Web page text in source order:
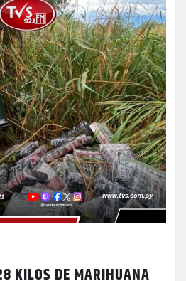
KILOS DE MARIHUANA